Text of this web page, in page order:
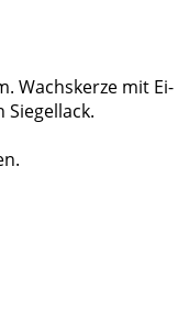
Wachskerze mit Ei-